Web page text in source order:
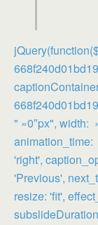
" »0″px", width:
animation_time:
'right',
'Previous',
resize: 'fit',